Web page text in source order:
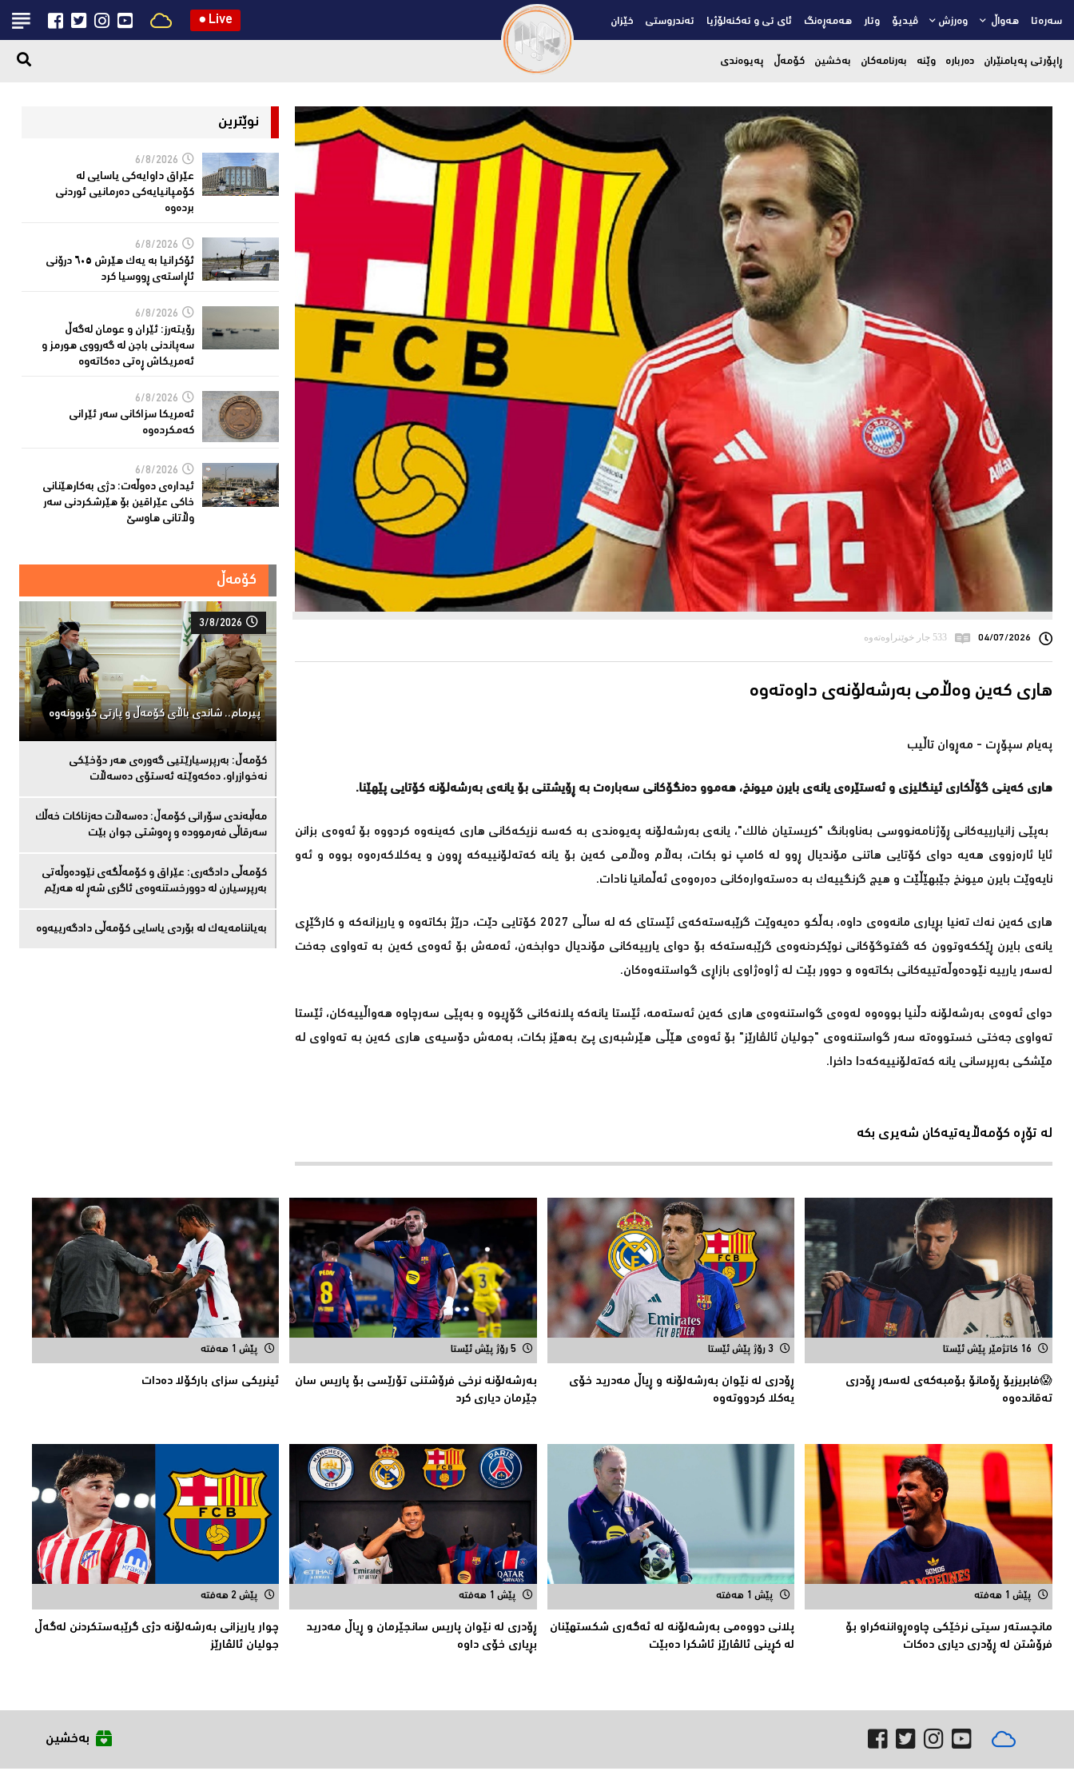
سەرەتا هەواڵ وەرزش ڤیدیۆ وتار هەمەڕەنگ ئای تی و تەکنەلۆژیا تەندروستی خێزان ● Live
ڕاپۆرتی پەیامنێران دەربارە وێنە بەرنامەکان بەخشین کۆمەڵ پەیوەندی
04/07/2026 533 جار خوێنراوەتەوە
هاری کەین وەڵامی بەرشەلۆنەی داوەتەوە
پەیام سپۆڕت - مەڕوان تاڵیب
هاری کەینی گۆڵکاری ئینگلیزی و ئەستێرەی یانەی بایرن میونخ، هەموو دەنگۆکانی سەبارەت بە ڕۆیشتنی بۆ یانەی بەرشەلۆنە کۆتایی پێهێنا.
بەپێی زانیارییەکانی ڕۆژنامەنووسی بەناوبانگ "کریستیان فالک"، یانەی بەرشەلۆنە پەیوەندی بە کەسە نزیکەکانی هاری کەینەوە کردووە بۆ ئەوەی بزانن
ئایا ئارەزووی هەیە دوای کۆتایی هاتنی مۆندیال ڕوو لە کامپ نو بکات، بەڵام وەڵامی کەین بۆ یانە کەتەلۆنییەکە ڕوون و یەکلاکەرەوە بووە و ئەو
نایەوێت بایرن میونخ جێبهێڵێت و هیچ گرنگییەک بە دەستەوارەکانی دەرەوەی ئەڵمانیا نادات.
هاری کەین نەک تەنیا بڕیاری مانەوەی داوە، بەڵکو دەیەوێت گرێبەستەکەی ئێستای کە لە ساڵی 2027 کۆتایی دێت، درێژ بکاتەوە و یاریزانەکە و کارگێڕی
یانەی بایرن ڕێککەوتوون کە گفتوگۆکانی نوێکردنەوەی گرێبەستەکە بۆ دوای یارییەکانی مۆندیال دوابخەن، ئەمەش بۆ ئەوەی کەین بە تەواوی جەخت
لەسەر یارییە نێودەوڵەتییەکانی بکاتەوە و دوور بێت لە ژاوەژاوی بازاڕی گواستنەوەکان.
دوای ئەوەی بەرشەلۆنە دڵنیا بووەوە لەوەی گواستنەوەی هاری کەین ئەستەمە، ئێستا یانەکە پلانەکانی گۆڕیوە و بەپێی سەرچاوە هەواڵییەکان، ئێستا
تەواوی جەختی خستووەتە سەر گواستنەوەی "جولیان ئالڤارێز" بۆ ئەوەی هێڵی هێرشبەری پێ بەهێز بکات، بەمەش دۆسیەی هاری کەین بە تەواوی لە
مێشکی بەرپرسانی یانە کەتەلۆنییەکەدا داخرا.
لە تۆڕە کۆمەڵایەتیەکان شەیری بکە
نوێترین
6/8/2026
عێراق داوایەکی یاسایی لە
کۆمپانیایه‌كی دەرمانیى ئوردنی
بردەوە
6/8/2026
ئۆکرانیا بە یەک هێرش ٦٠٥ درۆنی
ئاڕاستەى ڕووسیا کرد
6/8/2026
رۆیتەرز: ئێران و عومان لەگەڵ
سەپاندنی باجن لە گەرووی هورمز و
ئەمریکاش ڕەتی دەکاتەوە
6/8/2026
ئه‌مریكا سزاكانی سه‌ر ئێرانی
كه‌مكرده‌وه‌
6/8/2026
ئیدارەى دەوڵەت: دژى بەکارهێنانى
خاکی عێراقین بۆ هێرشکردنى سەر
وڵاتانی هاوسێ
کۆمەڵ
3/8/2026
پیرمام.. شاندی باڵای كۆمه‌ڵ و پارتی كۆبوونه‌وه‌
كۆمەڵ: بەرپرسیارێتیی گەورەی هەر دۆخێکی
نەخوازراو، دەكەوێتە ئەستۆی دەسەڵات
مەڵبەندى سۆرانى کۆمەڵ: دەسەڵات حەزناکات خەڵک
سەرقاڵى فەرموودە و ڕەوشتى جوان بێت
کۆمەڵى دادگەرى: عێراق و كۆمەڵگەی نێودەوڵەتی
بەرپرسیارن لە دوورخستنەوەى ئاگری شەڕ لە هەرێم
بەیاننامەیەک لە بۆردی یاسایی کۆمەڵی دادگەرییەوە
16 کاتژمێر پێش ئێستا
😱فابریزیۆ ڕۆمانۆ بۆمبەکەی لەسەر ڕۆدری
تەقاندەوە
3 رۆژ پێش ئێستا
ڕۆدری لە نێوان بەرشەلۆنە و ڕیاڵ مەدرید خۆی
یەکلا کردووتەوە
5 رۆژ پێش ئێستا
بەرشەلۆنە نرخی فرۆشتنی تۆرێسی بۆ پاریس سان
جێرمان دیاری کرد
پێش 1 هەفتە
ئینریکی سزای بارکۆلا دەدات
پێش 1 هەفتە
مانچستەر سیتی نرخێکی چاوەڕواننەکراو بۆ
فرۆشتن لە ڕۆدری دیاری دەکات
پێش 1 هەفتە
پلانی دووەمی بەرشەلۆنە لە ئەگەری شکستهێنان
لە کڕینی ئالڤارێز ئاشکرا دەبێت
پێش 1 هەفتە
ڕۆدری لە نێوان پاریس سانجێرمان و ڕیاڵ مەدرید
بڕیاری خۆی داوە
پێش 2 هەفتە
چوار یاریزانی بەرشەلۆنە دژی گرێبەستکردنن لەگەڵ
جولیان ئالڤارێز
بەخشین